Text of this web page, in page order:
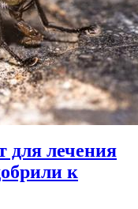
для лечения
к